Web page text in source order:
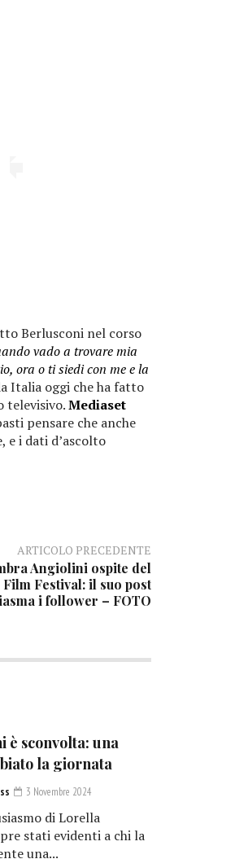
Berlusconi nel corso
vado a trovare mia
ora o ti siedi con me e la
Italia oggi che ha fatto
televisivo.Mediaset
pensare che anche
e i dati d’ascolto
ARTICOLO PRECEDENTE
Angiolini ospite del
Festival: il suo post
i follower – FOTO
sconvolta: una
la giornata
3 Novembre 2024
di Lorella
stati evidenti a chi la
una...